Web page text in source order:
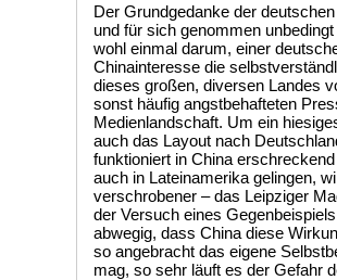
Der Grundgedanke der
und für sich genommen
wohl einmal darum, einer
Chinainteresse die
dieses großen, diversen Landes
sonst häufig angstbehafteten
Medienlandschaft. Um ein
auch das Layout nach
funktioniert in China
auch in Lateinamerika gelingen,
verschrobener – das Leipziger
der Versuch eines
abwegig, dass China diese
so angebracht das eigene
mag, so sehr läuft es der Gefahr